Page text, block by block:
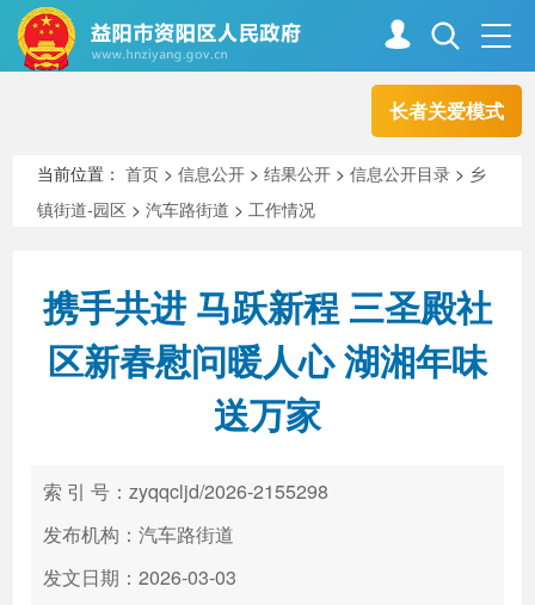
长者关爱模式
走进资阳
新闻中心 解读回应
高效办成一件事
当前位置：首页 >信息公开 >结果公开 >信息公开目录 > 乡
镇街道-园区 >汽车路街道 >工作情况
携手共进 马跃新程 三圣殿社
区新春慰问暖人心 湖湘年味
送万家
索 引 号：zyqqcljd/2026-2155298
发布机构：汽车路街道
发文日期：2026-03-03